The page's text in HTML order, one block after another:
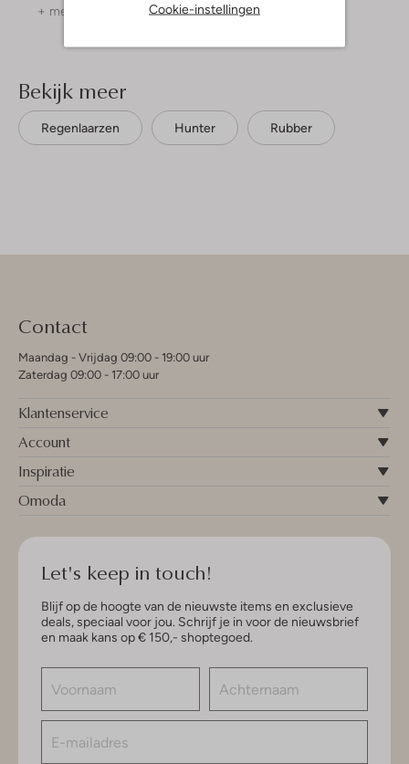
Cookie-instellingen
+ meer kleuren
Bekijk meer
Regenlaarzen Hunter Rubber
Contact
Maandag - Vrijdag 09:00 - 19:00 uur
Zaterdag 09:00 - 17:00 uur
Klantenservice
Account
Inspiratie
Omoda
Let's keep in touch!
Blijf op de hoogte van de nieuwste items en exclusieve
deals, speciaal voor jou. Schrijf je in voor de nieuwsbrief
en maak kans op € 150,- shoptegoed.